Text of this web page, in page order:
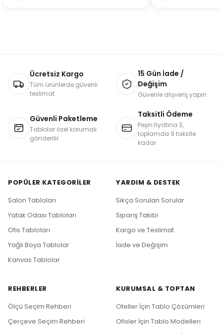
Ücretsiz Kargo
Tüm ürünlerde güvenli
teslimat
15 Gün İade /
Değişim
Güvenle alışveriş yapın
Güvenli Paketleme
Tablolar özel korumalı
gönderilir
Taksitli Ödeme
Peşin fiyatına 3,
toplamda 9 taksite
kadar
POPÜLER KATEGORILER
Salon Tabloları
Yatak Odası Tabloları
Ofis Tabloları
Yağlı Boya Tablolar
Kanvas Tablolar
YARDIM & DESTEK
Sıkça Sorulan Sorular
Sipariş Takibi
Kargo ve Teslimat
İade ve Değişim
REHBERLER
Ölçü Seçim Rehberi
Çerçeve Seçim Rehberi
KURUMSAL & TOPTAN
Oteller İçin Tablo Çözümleri
Ofisler İçin Tablo Modelleri